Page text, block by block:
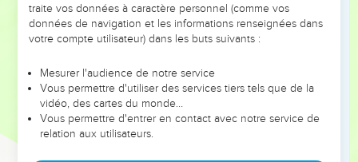
et en Transjordanie, (vis-à-vis) de Jéricho, à l’est du
Jourdain : de la tribu de Ruben, Bétser au désert et ses
Qedémoth et ses abords, Méphaat et ses abords ;
et de la tribu de Gad, Ramoth en Galaad et ses abords,
Mahanaïm et ses abords,
66
traite vos données à caractère personnel (comme vos
données de navigation et les informations renseignées dans
votre compte utilisateur) dans les buts suivants :
Mesurer l'audience de notre service
Vous permettre d'utiliser des services tiers tels que de la
vidéo, des cartes du monde…
Vous permettre d'entrer en contact avec notre service de
relation aux utilisateurs.